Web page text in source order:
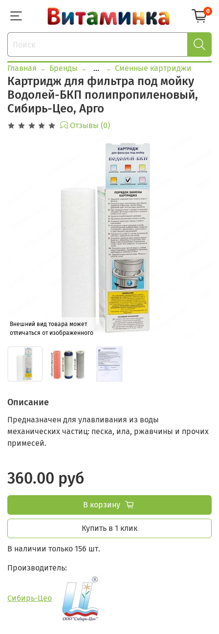
0
Главная Бренды ... Сменные картриджи
Картридж для фильтра под мойку
Водолей-БКП полипропиленовый,
Сибирь-Цео, Арго
Отзывы (0)
Внешний вид товара может
отличаться от изображенного
Описание
Предназначен для улавливания из воды
механических частиц: песка, ила, ржавчины и прочих
примесей.
360.00 руб
В корзину
Купить в 1 клик
В наличии только 156 шт.
Производитель:
Сибирь-Цео